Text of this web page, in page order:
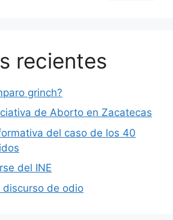
recientes
grinch?
de Aborto en Zacatecas
del caso de los 40
del INE
de odio